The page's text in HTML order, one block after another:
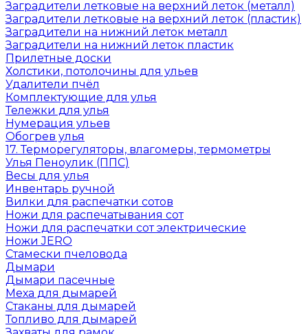
Заградители летковые на верхний леток (металл)
Заградители летковые на верхний леток (пластик)
Заградители на нижний леток металл
Заградители на нижний леток пластик
Прилетные доски
Холстики, потолочины для ульев
Удалители пчёл
Комплектующие для улья
Тележки для улья
Нумерация ульев
Обогрев улья
17. Терморегуляторы, влагомеры, термометры
Улья Пеноулик (ППС)
Весы для улья
Инвентарь ручной
Вилки для распечатки сотов
Ножи для распечатывания сот
Ножи для распечатки сот электрические
Ножи JERO
Стамески пчеловода
Дымари
Дымари пасечные
Меха для дымарей
Стаканы для дымарей
Топливо для дымарей